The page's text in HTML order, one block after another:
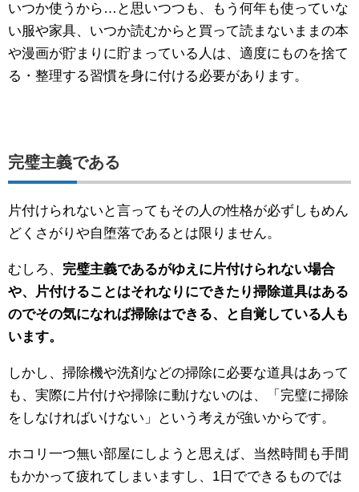
いつか使うから…と思いつつも、もう何年も使っていな
い服や家具、いつか読むからと買って読まないままの本
や漫画が貯まりに貯まっている人は、適度にものを捨て
る・整理する習慣を身に付ける必要があります。
完璧主義である
片付けられないと言ってもその人の性格が必ずしもめん
どくさがりや自堕落であるとは限りません。
むしろ、 完璧主義であるがゆえに片付けられない場合
や、片付けることはそれなりにできたり掃除道具はある
のでその気になれば掃除はできる、と自覚している人も
います。
しかし、掃除機や洗剤などの掃除に必要な道具はあって
も、実際に片付けや掃除に動けないのは、「完璧に掃除
をしなければいけない」という考えが強いからです。
ホコリ一つ無い部屋にしようと思えば、当然時間も手間
もかかって疲れてしまいますし、1日でできるものでは